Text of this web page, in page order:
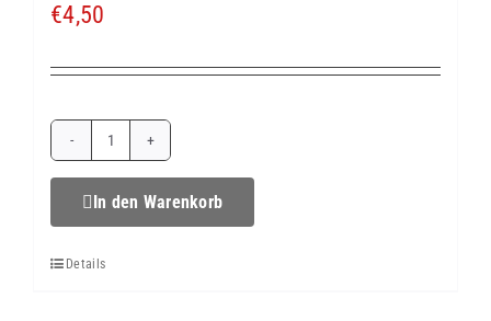
€4,50
Feldsalat
im
In den Warenkorb
Details